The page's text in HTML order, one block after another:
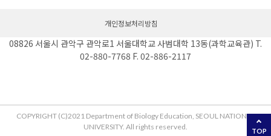
TOP
개인정보처리방침
08826 서울시 관악구 관악로1 서울대학교 사범대학 13동(과학교육관) T.
02-880-7768 F. 02-886-2117
COPYRIGHT (C)2021 Department of Biology Education, SEOUL NATIONAL
UNIVERSITY. All rights reserved.